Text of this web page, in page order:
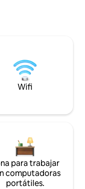
Wifi
para trabajar
computadoras
portátiles.